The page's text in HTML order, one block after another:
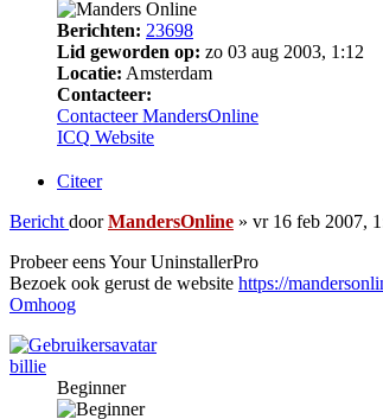
Berichten: 23698
Lid geworden op: zo 03 aug 2003, 1:12
Locatie: Amsterdam
Contacteer:
Contacteer MandersOnline
ICQ Website
Citeer
Bericht doorMandersOnline » vr 16 feb 2007,
Probeer eens Your UninstallerPro
Bezoek ook gerust de website https://
Omhoog
billie
Beginner